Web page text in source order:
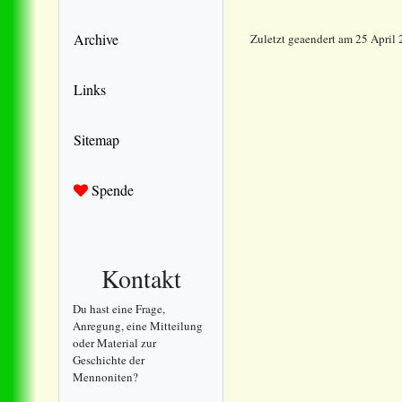
Archive
Links
Sitemap
Spende
Kontakt
Du hast eine Frage,
Anregung, eine Mitteilung
oder Material zur
Geschichte der
Mennoniten?
Zuletzt geaendert am 25 April